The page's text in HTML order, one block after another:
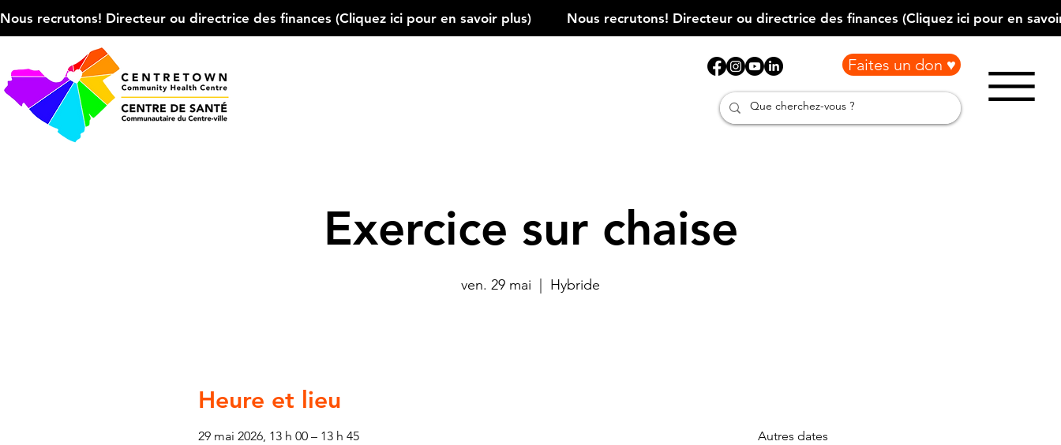
Nous recrutons! Directeur ou directrice des finances (Cliquez ici pour en savoir plus)
Faites un don ♥
Exercice sur chaise
ven. 29 mai Hybride
Heure et lieu
29 mai 2026, 13 h 00 – 13 h 45
Autres dates